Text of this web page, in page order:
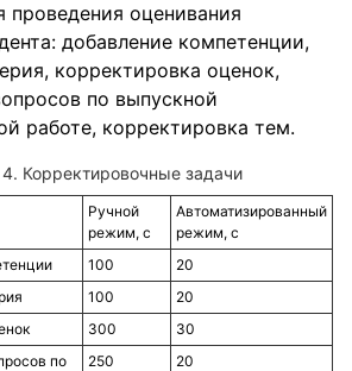
проведения оценивания
добавление компетенции,
корректировка оценок,
по выпускной
работе, корректировка тем.
Корректировочные задачи
Ручной
режим, с
Автоматизированный
режим, с
100
20
100
20
300
30
по
250 20